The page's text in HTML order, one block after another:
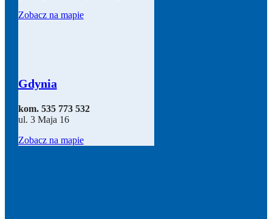
Zobacz na mapie
Gdynia
kom. 535 773 532
ul. 3 Maja 16
Zobacz na mapie